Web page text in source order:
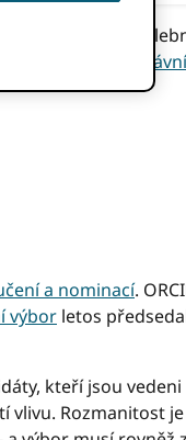
a zúčastnili se
se členové
a nominací.
výbor letos
kteří jsou vedeni
vlivu. Rozmanitost